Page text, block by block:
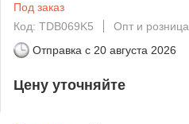
Под заказ
Код: TDB069K5
Опт и розница
Отправка с 20 августа 2026
Цену уточняйте